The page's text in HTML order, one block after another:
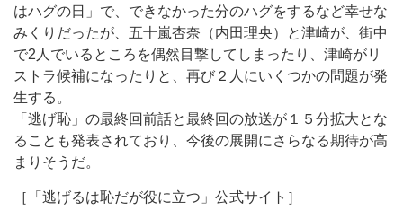
はハグの日」で、できなかった分のハグをするなど幸せな
みくりだったが、五十嵐杏奈（内田理央）と津崎が、街中
で2人でいるところを偶然目撃してしまったり、津崎がリ
ストラ候補になったりと、再び２人にいくつかの問題が発
生する。
「逃げ恥」の最終回前話と最終回の放送が１５分拡大とな
ることも発表されており、今後の展開にさらなる期待が高
まりそうだ。
［「逃げるは恥だが役に立つ」公式サイト］